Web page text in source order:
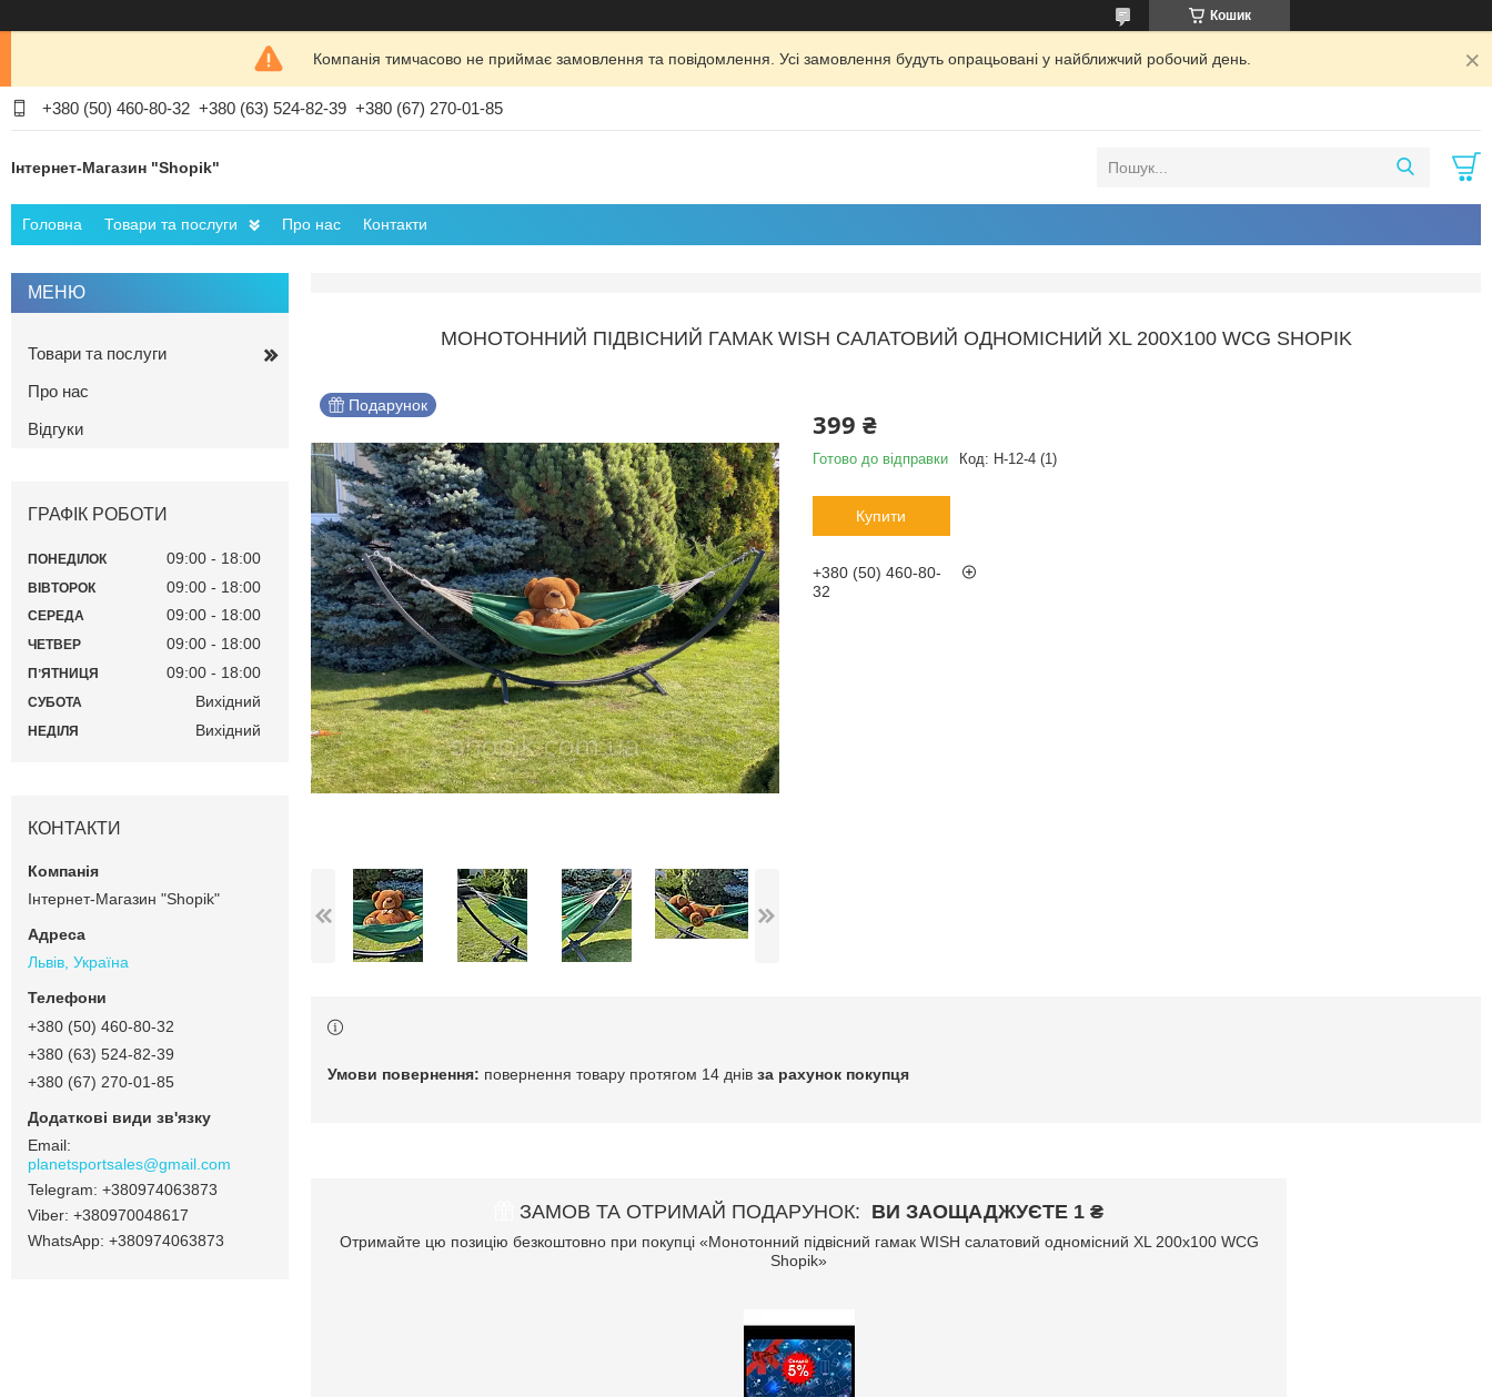
Кошик
Компанія тимчасово не приймає замовлення та повідомлення. Усі замовлення будуть опрацьовані у найближчий робочий день.
+380 (50) 460-80-32 +380 (63) 524-82-39 +380 (67) 270-01-85
Інтернет-Магазин "Shopik"
Головна Товари та послуги Про нас Контакти
МОНОТОННИЙ ПІДВІСНИЙ ГАМАК WISH САЛАТОВИЙ ОДНОМІСНИЙ XL 200Х100 WCG SHOPIK
Подарунок
399 ₴
Готово до відправки Код: H-12-4 (1)
Купити
+380 (50) 460-80-
32
повернення товару протягом 14 днів за рахунок покупця
ЗАМОВ ТА ОТРИМАЙ ПОДАРУНОК ВИ ЗАОЩАДЖУЄТЕ 1 ₴
Отримайте цю позицію безкоштовно при покупці «Монотонний підвісний гамак WISH салатовий одномісний XL 200х100 WCG
Shopik»
Товари та послуги
Про нас
Відгуки
ГРАФІК РОБОТИ
ПОНЕДІЛОК 09:00 18:00
ВІВТОРОК 09:00 18:00
СЕРЕДА 09:00 18:00
ЧЕТВЕР 09:00 18:00
ПʼЯТНИЦЯ 09:00 18:00
СУБОТА Вихідний
НЕДІЛЯ Вихідний
КОНТАКТИ
Інтернет-Магазин "Shopik"
Львів, Україна
+380 (50) 460-80-32
+380 (63) 524-82-39
+380 (67) 270-01-85
planetsportsales@gmail.com
+380974063873
+380970048617
+380974063873